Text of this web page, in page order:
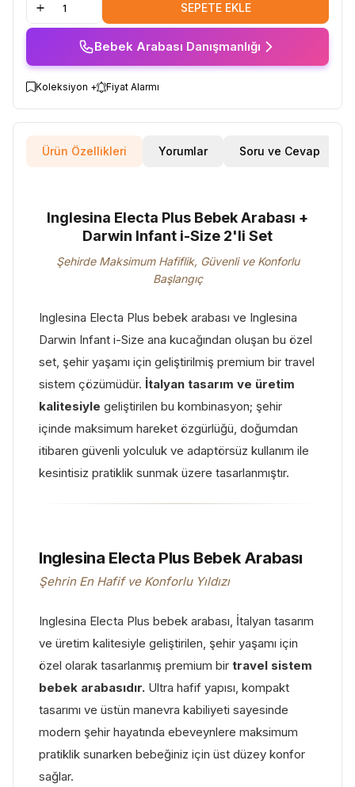
SEPETE EKLE
Bebek Arabası Danışmanlığı
Koleksiyon + Fiyat Alarmı
Ürün Özellikleri Yorumlar Soru ve Cevap
Inglesina Electa Plus Bebek Arabası +
Darwin Infant i-Size 2'li Set
Şehirde Maksimum Hafiflik, Güvenli ve Konforlu
Başlangıç
Inglesina Electa Plus bebek arabası ve Inglesina
Darwin Infant i-Size ana kucağından oluşan bu özel
set, şehir yaşamı için geliştirilmiş premium bir travel
sistem çözümüdür. İtalyan tasarım ve üretim
kalitesiyle geliştirilen bu kombinasyon; şehir
içinde maksimum hareket özgürlüğü, doğumdan
itibaren güvenli yolculuk ve adaptörsüz kullanım ile
kesintisiz pratiklik sunmak üzere tasarlanmıştır.
Inglesina Electa Plus Bebek Arabası
Şehrin En Hafif ve Konforlu Yıldızı
Inglesina Electa Plus bebek arabası, İtalyan tasarım
ve üretim kalitesiyle geliştirilen, şehir yaşamı için
özel olarak tasarlanmış premium bir travel sistem
bebek arabasıdır. Ultra hafif yapısı, kompakt
tasarımı ve üstün manevra kabiliyeti sayesinde
modern şehir hayatında ebeveynlere maksimum
pratiklik sunarken bebeğiniz için üst düzey konfor
sağlar.